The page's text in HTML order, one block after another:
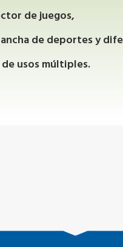
de juegos,
de deportes y
de usos múltiples.